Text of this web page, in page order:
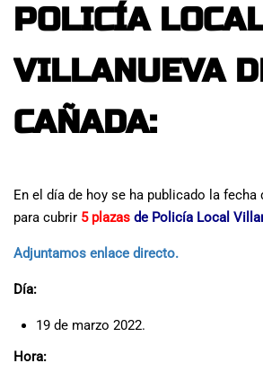
POLICÍA
VILLANUEVA
CAÑADA:
En el día de hoy se ha publicado la
para cubrir 5 plazas de Policía Local
Adjuntamos enlace directo.
Día:
19 de marzo 2022.
Hora: